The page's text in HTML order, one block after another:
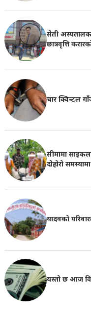
सेती
छात्रवृत्ति
चार क्विन्टल
सीमामा
दोहोरो समस्यामा
यादवको
यस्तो छ आज